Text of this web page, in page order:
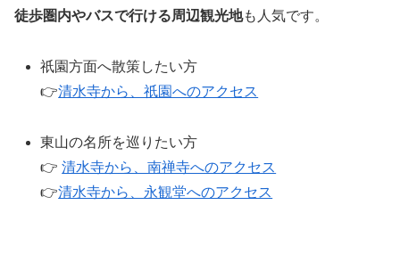
徒歩圏内やバスで行ける周辺観光地も人気です。
祇園方面へ散策したい方
👉清水寺から、祇園へのアクセス
東山の名所を巡りたい方
👉清水寺から、南禅寺へのアクセス
👉清水寺から、永観堂へのアクセス